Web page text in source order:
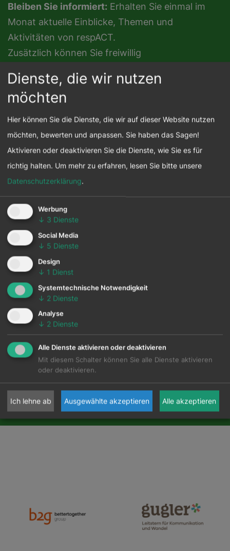
Bleiben Sie informiert: Erhalten Sie einmal im
Monat aktuelle Einblicke, Themen und
Aktivitäten von respACT.
Zusätzlich können Sie freiwillig
allgemeine Newsletter ist immer inkludiert.
Dienste, die wir nutzen
möchten
Hier können Sie die Dienste, die wir auf dieser Website nutzen
möchten, bewerten und anpassen. Sie haben das Sagen!
Aktivieren oder deaktivieren Sie die Dienste, wie Sie es für
richtig halten. Um mehr zu erfahren, lesen Sie bitte unsere
Datenschutzerklärung.
Werbung
↓ 3 Dienste
Social Media
↓ 5 Dienste
Design
↓ 1 Dienst
Systemtechnische Notwendigkeit
↓ 2 Dienste
Analyse
↓ 2 Dienste
Alle Dienste aktivieren oder deaktivieren
Mit diesem Schalter können Sie alle Dienste aktivieren
oder deaktivieren.
Ich lehne ab Ausgewählte akzeptieren Alle akzeptieren